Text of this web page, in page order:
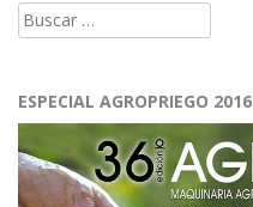
Buscar:
ESPECIAL AGROPRIEGO 2016